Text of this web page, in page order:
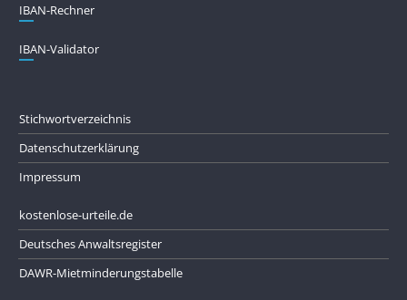
IBAN-Rechner
IBAN-Validator
Stichwortverzeichnis
Datenschutzerklärung
Impressum
kostenlose-urteile.de
Deutsches Anwaltsregister
DAWR-Mietminderungstabelle